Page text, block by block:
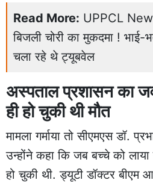
Read More: UPPCL
बिजली चोरी का मुकदमा !
चला रहे थे ट्यूबवेल
अस्पताल प्रशासन का
ही हो चुकी थी मौत
मामला गर्माया तो सीएमएस डॉ.
उन्होंने कहा कि जब बच्चे को
हो चुकी थी. ड्यूटी डॉक्टर बीएम